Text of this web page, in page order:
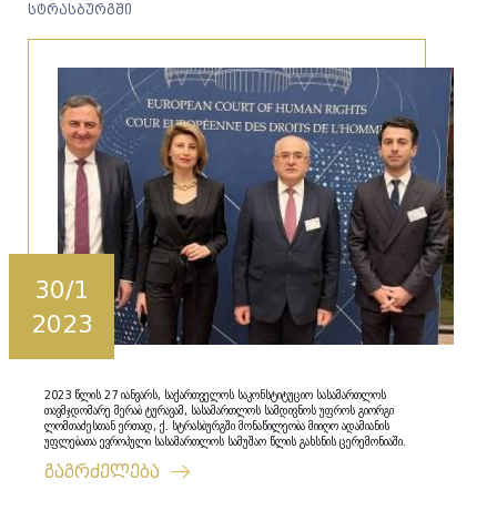
სტრასბურგში
30/1
2023
2023 წლის 27 იანვარს, საქართველოს საკონსტიტუციო სასამართლოს
თავმჯდომარე მერაბ ტურავამ, სასამართლოს სამდივნოს უფროს გიორგი
ლომთაძესთან ერთად, ქ. სტრასბურგში მონაწილეობა მიიღო ადამიანის
უფლებათა ევროპული სასამართლოს სამუშაო წლის გახსნის ცერემონიაში.
გაგრძელება